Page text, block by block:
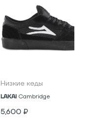
Низкие кеды
LAKAI Cambridge
5,600 ₽